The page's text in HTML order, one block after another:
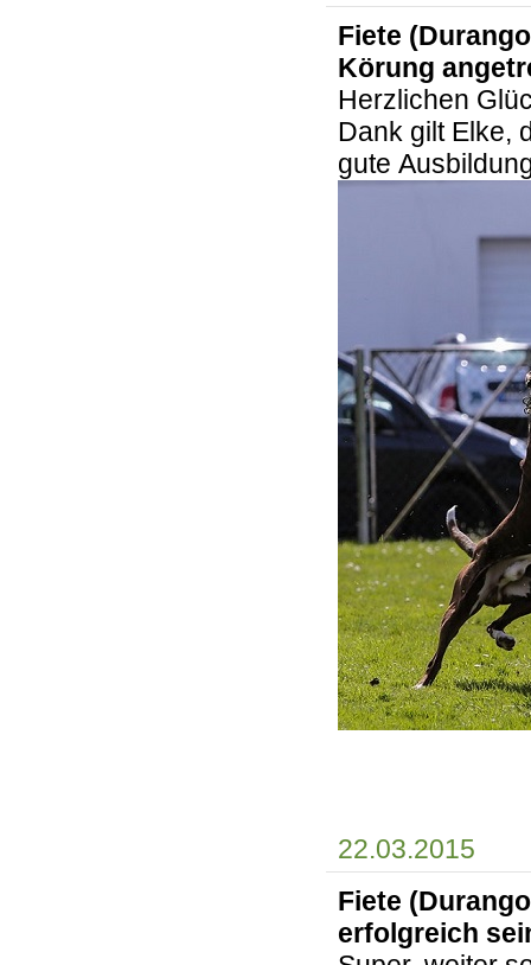
Fiete
Körung
Herzlichen
Dank gilt Elke,
gute
22.03.2015
Fiete
erfolgreich